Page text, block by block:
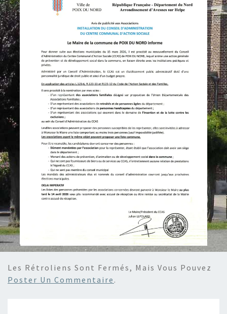
Les Rétroliens Sont Fermés, Mais Vous Pouvez
Poster Un Commentaire .